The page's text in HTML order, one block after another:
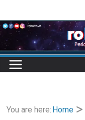
to
content
You are here: Home